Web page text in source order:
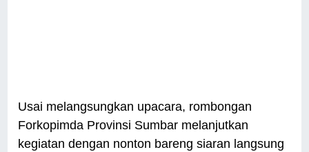
Usai melangsungkan upacara, rombongan
Forkopimda Provinsi Sumbar melanjutkan
kegiatan dengan nonton bareng siaran langsung